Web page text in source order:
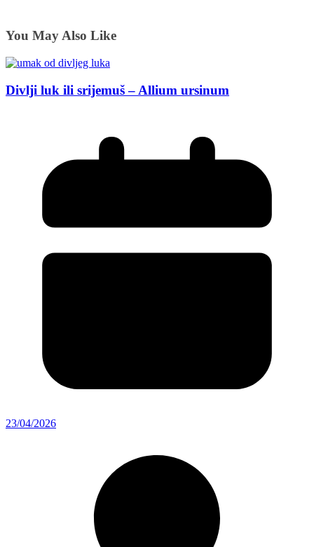
You May Also Like
Divlji luk ili srijemuš – Allium ursinum
23/04/2026